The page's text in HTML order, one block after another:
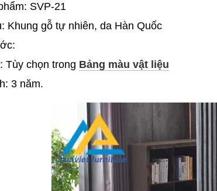
SVP-21
Khung gỗ tự nhiên, da Hàn Quốc
Tùy chọn trong Bảng màu vật liệu
3 năm.